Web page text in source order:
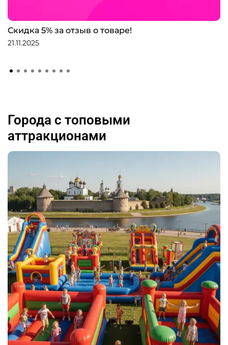
Скидка 5% за отзыв о товаре!
21.11.2025
Города с топовыми
аттракционами